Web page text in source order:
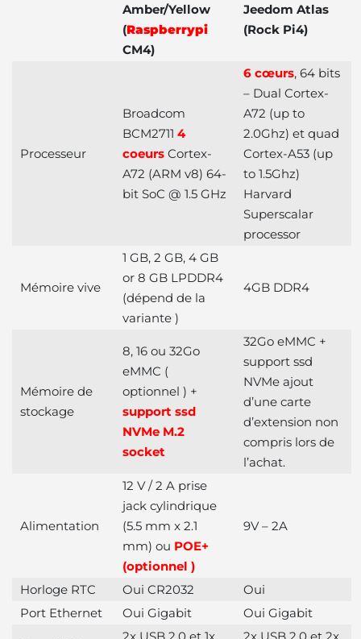
Amber/Yellow
(Raspberrypi
CM4)
Jeedom Atlas
(Rock Pi4)
Processeur
Broadcom
BCM2711 4
coeurs Cortex-
A72 (ARM v8) 64-
bit SoC @ 1.5 GHz
6 cœurs, 64 bits
– Dual Cortex-
A72 (up to
2.0Ghz) et quad
Cortex-A53 (up
to 1.5Ghz)
Harvard
Superscalar
processor
Mémoire vive
1 GB, 2 GB, 4 GB
or 8 GB LPDDR4
(dépend de la
variante )
4GB DDR4
Mémoire de
stockage
8, 16 ou 32Go
eMMC (
optionnel ) +
support ssd
NVMe M.2
socket
32Go eMMC +
support ssd
NVMe ajout
d’une carte
d’extension non
compris lors de
l’achat.
Alimentation
12 V / 2 A prise
jack cylindrique
(5.5 mm x 2.1
mm) ou POE+
(optionnel )
9V – 2A
Horloge RTC Oui CR2032
Oui
Port Ethernet
Oui Gigabit Oui Gigabit